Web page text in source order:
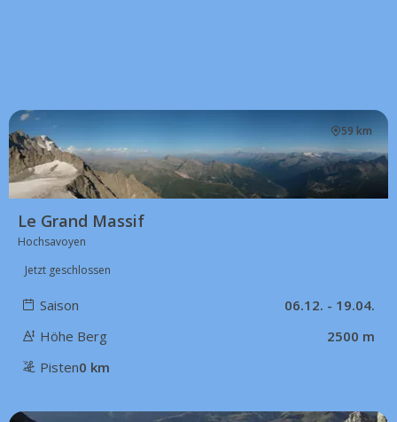
59 km
Le Grand Massif
Hochsavoyen
Jetzt geschlossen
Saison
06.12. - 19.04.
Höhe Berg
2500 m
Pisten0 km